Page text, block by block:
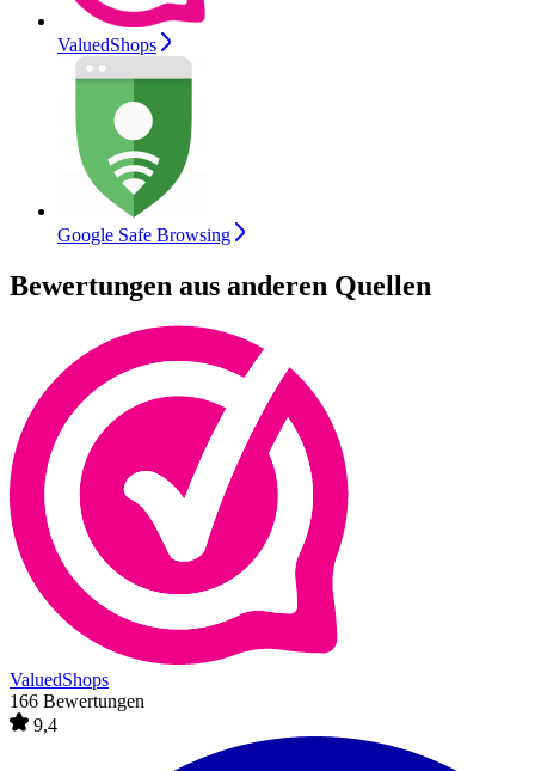
ValuedShops
Google Safe Browsing
Bewertungen aus anderen Quellen
ValuedShops
166 Bewertungen
9,4